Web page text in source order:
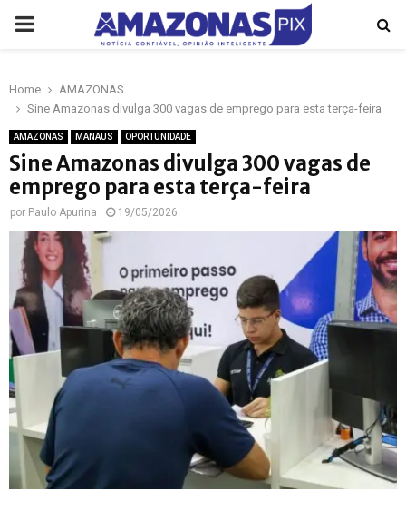
PRIMARY
Home
AMAZONAS
Sine Amazonas divulga 300 vagas de emprego para esta terça-feira
AMAZONAS MANAUS OPORTUNIDADE
Sine Amazonas divulga 300 vagas de
emprego para esta terça-feira
por Paulo Apurina 19/05/2026